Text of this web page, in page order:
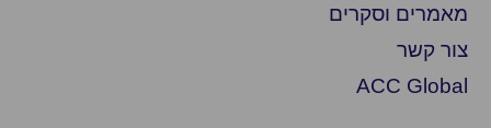
מאמרים וסקרים
צור קשר
ACC Global